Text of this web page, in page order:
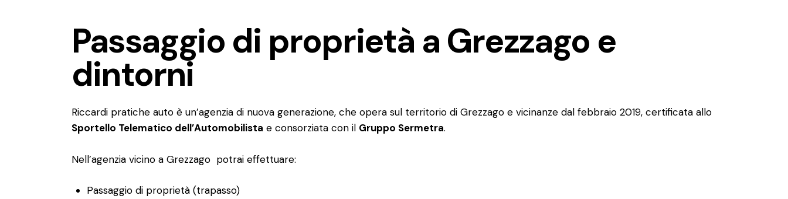
Passaggio di proprietà a Grezzago e
dintorni
Riccardi pratiche auto è un’agenzia di nuova generazione, che opera sul territorio di Grezzago e vicinanze dal febbraio 2019, certificata allo
Sportello Telematico dell’Automobilista e consorziata con il Gruppo Sermetra.
Nell’agenzia vicino a Grezzago potrai effettuare:
Passaggio di proprietà (trapasso)